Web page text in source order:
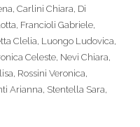
, Carlini Chiara, Di
, Francioli Gabriele,
Clelia, Luongo Ludovica,
Celeste, Nevi Chiara,
, Rossini Veronica,
Arianna, Stentella Sara,